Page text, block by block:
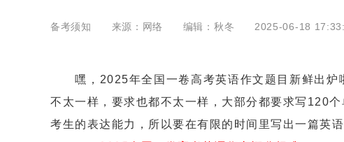
备考须知 来源：网络 编辑：秋冬 2025-06-18
嘿，2025年全国一卷高考英语作文题目新鲜出炉
不太一样，要求也都不太一样，大部分都要求写120
考生的表达能力，所以要在有限的时间里写出一篇英